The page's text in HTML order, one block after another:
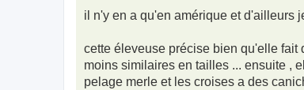
g
il n'y en a qu'en amérique et d'ailleurs
cette éleveuse précise bien qu'elle fait
moins similaires en tailles ... ensuite ,
pelage merle et les croises a des